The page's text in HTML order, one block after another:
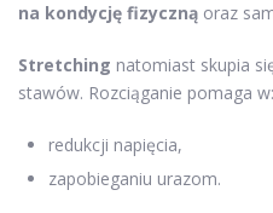
na kondycję fizyczną oraz
Stretching natomiast skupia
stawów. Rozciąganie pomaga w:
redukcji napięcia,
zapobieganiu urazom.